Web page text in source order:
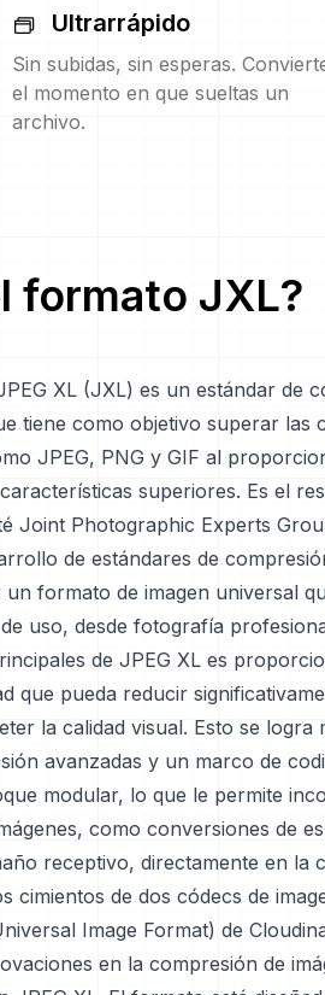
Ultrarrápido
Sin subidas, sin esperas.
el momento en que sueltas un
archivo.
formato JXL?
XL (JXL) es un estándar de
tiene como objetivo superar las
JPEG, PNG y GIF al
superiores. Es el
Joint Photographic Experts
de estándares de
un formato de imagen universal
uso, desde fotografía
de JPEG XL es
que pueda reducir
la calidad visual. Esto se logra
avanzadas y un marco de
modular, lo que le permite
como conversiones de
receptivo, directamente en la
cimientos de dos códecs de
Image Format) de
en la compresión de